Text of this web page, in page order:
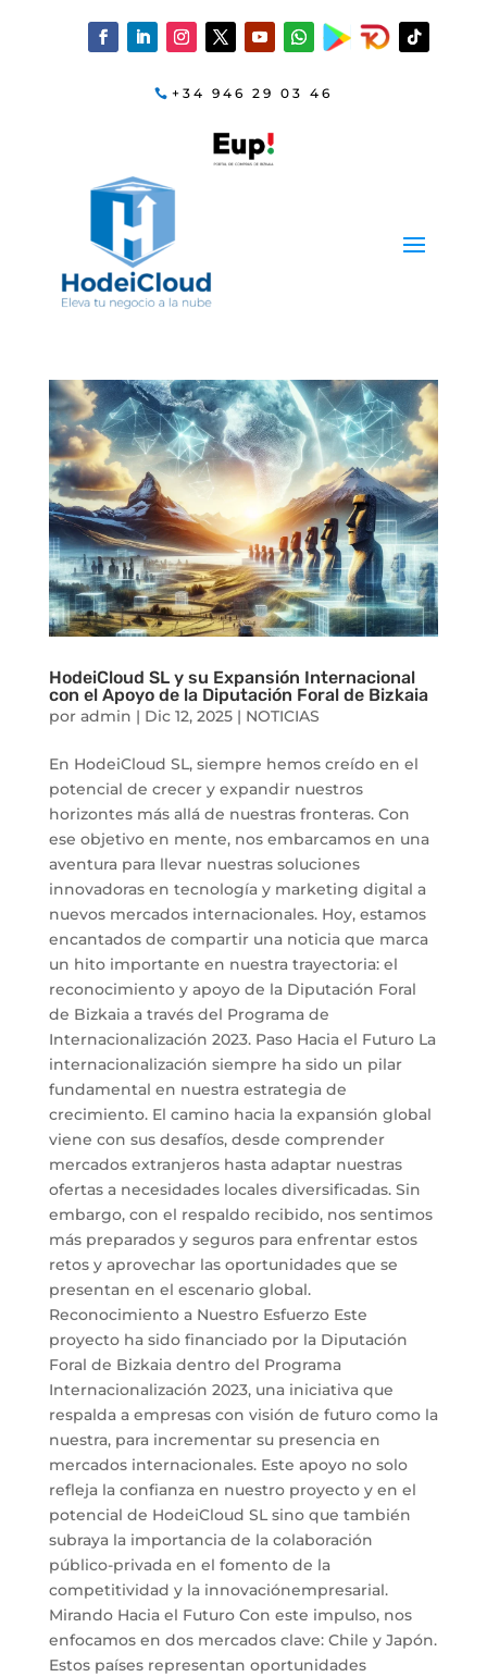
+34 946 29 03 46
HodeiCloud SL y su Expansión Internacional
con el Apoyo de la Diputación Foral de Bizkaia
por admin | Dic 12, 2025| NOTICIAS
En HodeiCloud SL, siempre hemos creído en el
potencial de crecer y expandir nuestros
horizontes más allá de nuestras fronteras. Con
ese objetivo en mente, nos embarcamos en una
aventura para llevar nuestras soluciones
innovadoras en tecnología y marketing digital a
nuevos mercados internacionales. Hoy, estamos
encantados de compartir una noticia que marca
un hito importante en nuestra trayectoria: el
reconocimiento y apoyo de la Diputación Foral
de Bizkaia a través del Programa de
Internacionalización 2023. Paso Hacia el Futuro La
internacionalización siempre ha sido un pilar
fundamental en nuestra estrategia de
crecimiento. El camino hacia la expansión global
viene con sus desafíos, desde comprender
mercados extranjeros hasta adaptar nuestras
ofertas a necesidades locales diversificadas. Sin
embargo, con el respaldo recibido, nos sentimos
más preparados y seguros para enfrentar estos
retos y aprovechar las oportunidades que se
presentan en el escenario global.
Reconocimiento a Nuestro Esfuerzo Este
proyecto ha sido financiado por la Diputación
Foral de Bizkaia dentro del Programa
Internacionalización 2023, una iniciativa que
respalda a empresas con visión de futuro como la
nuestra, para incrementar su presencia en
mercados internacionales. Este apoyo no solo
refleja la confianza en nuestro proyecto y en el
potencial de HodeiCloud SL sino que también
subraya la importancia de la colaboración
público-privada en el fomento de la
competitividad y la innovaciónempresarial.
Mirando Hacia el Futuro Con este impulso, nos
enfocamos en dos mercados clave: Chile y Japón.
Estos países representan oportunidades